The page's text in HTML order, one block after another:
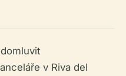
v Riva del